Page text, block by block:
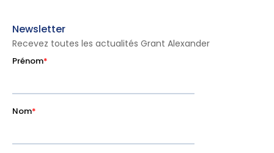
Newsletter
Recevez toutes les actualités Grant Alexander